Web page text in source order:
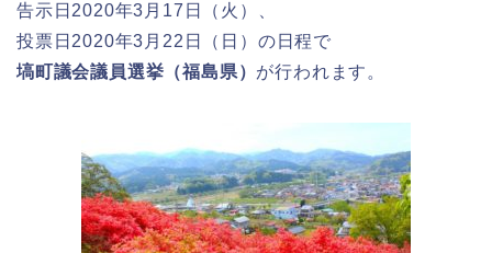
告示日2020年3月17日（火）、
投票日2020年3月22日（日）の日程で
塙町議会議員選挙（福島県） が行われます。